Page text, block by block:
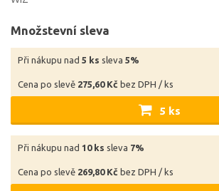
Množstevní sleva
Při nákupu nad 5 ks sleva 5%
Cena po slevě 275,60 Kč bez DPH / ks
5 ks
Při nákupu nad 10 ks sleva 7%
Cena po slevě 269,80 Kč bez DPH / ks